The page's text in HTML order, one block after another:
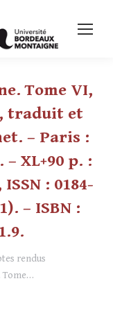
Tome VI,
traduit et
– Paris :
XL+90 p. :
: 0184-
– ISBN :
rendus
Tome…